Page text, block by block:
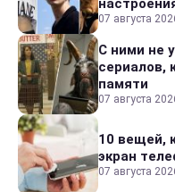
07 августа
С ними не
сериалов,
памяти
07 августа
10 вещей,
экран
07 августа